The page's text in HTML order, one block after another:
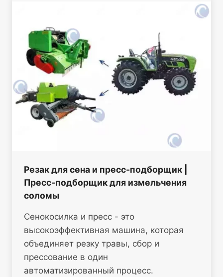
Резак для сена и пресс-подборщик |
Пресс-подборщик для измельчения
соломы
Сенокосилка и пресс - это
высокоэффективная машина, которая
объединяет резку травы, сбор и
прессование в один
автоматизированный процесс.